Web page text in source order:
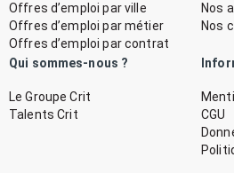
Offres d’emploi par ville
Offres d’emploi par métier
Offres d’emploi par contrat
Nos
Nos
Qui sommes-nous ?
Le Groupe Crit
Talents Crit
CGU